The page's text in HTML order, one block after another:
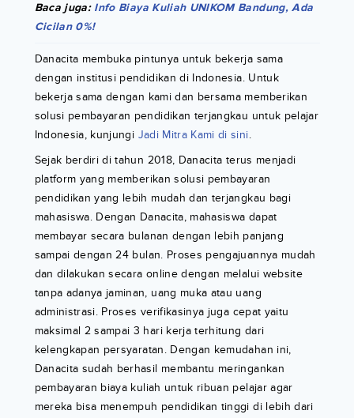
Baca juga: Info Biaya Kuliah UNIKOM Bandung, Ada
Cicilan 0%!
Danacita membuka pintunya untuk bekerja sama
dengan institusi pendidikan di Indonesia. Untuk
bekerja sama dengan kami dan bersama memberikan
solusi pembayaran pendidikan terjangkau untuk pelajar
Indonesia, kunjungi Jadi Mitra Kami di sini.
Sejak berdiri di tahun 2018, Danacita terus menjadi
platform yang memberikan solusi pembayaran
pendidikan yang lebih mudah dan terjangkau bagi
mahasiswa. Dengan Danacita, mahasiswa dapat
membayar secara bulanan dengan lebih panjang
sampai dengan 24 bulan. Proses pengajuannya mudah
dan dilakukan secara online dengan melalui website
tanpa adanya jaminan, uang muka atau uang
administrasi. Proses verifikasinya juga cepat yaitu
maksimal 2 sampai 3 hari kerja terhitung dari
kelengkapan persyaratan. Dengan kemudahan ini,
Danacita sudah berhasil membantu meringankan
pembayaran biaya kuliah untuk ribuan pelajar agar
mereka bisa menempuh pendidikan tinggi di lebih dari